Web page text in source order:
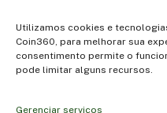
Utilizamos cookies e
Coin360, para melhorar sua
consentimento permite o
pode limitar alguns recursos.
Gerenciar serviços